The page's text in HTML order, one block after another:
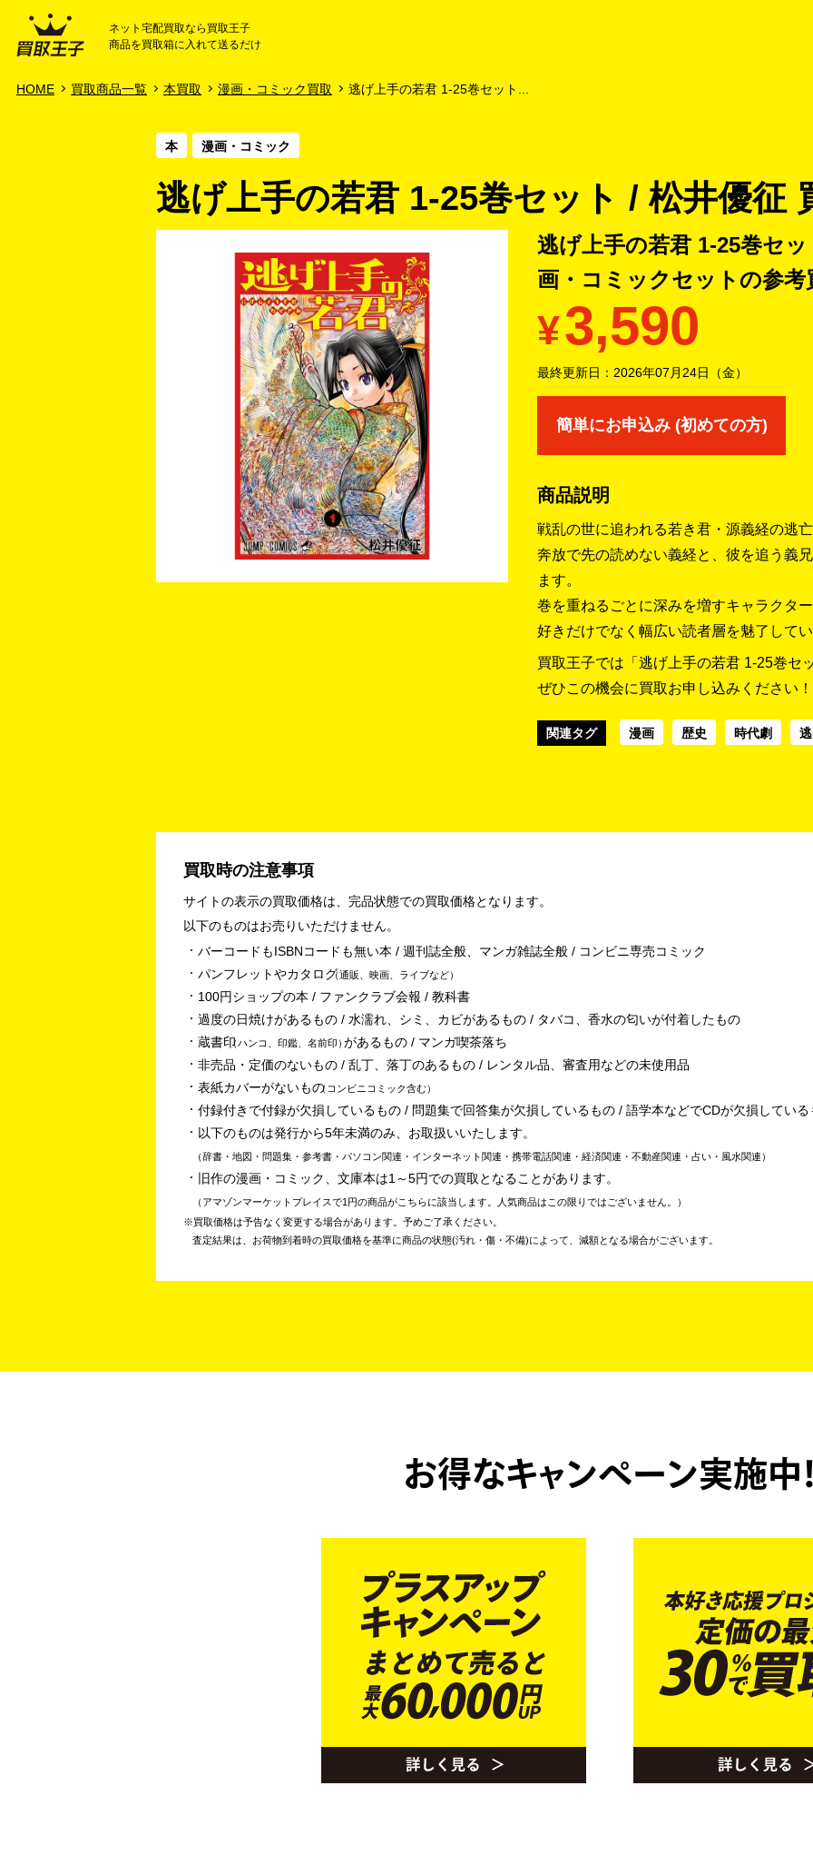
HOME
ネット宅配買取なら買取王子
商品を買取箱に入れて送るだけ
HOME 買取商品一覧 本買取 漫画・コミック買取 逃げ上手の若君 1-25巻セット...
本 漫画・コミック
逃げ上手の若君 1-25巻セット / 松井優征
逃げ上手の若君 1-25巻セ
画・コミックセットの参考
¥3,590
最終更新日： 2026年07月24日（金）
簡単にお申込み (初めての方)
商品説明
戦乱の世に追われる若き君・源義経の逃
奔放で先の読めない義経と、彼を追う義
ます。
巻を重ねるごとに深みを増すキャラクタ
好きだけでなく幅広い読者層を魅了して
買取王子では「逃げ上手の若君 1-25巻セ
ぜひこの機会に買取お申し込みください！
関連タグ 漫画 歴史 時代劇
買取時の注意事項
サイトの表示の買取価格は、完品状態での買取価格となります。
以下のものはお売りいただけません。
バーコードもISBNコードも無い本 / 週刊誌全般、マンガ雑誌全般 / コンビニ専売コミック
パンフレットやカタログ 通販、映画、ライブなど
100円ショップの本 / ファンクラブ会報 / 教科書
過度の日焼けがあるもの / 水濡れ、シミ、カビがあるもの / タバコ、香水の匂いが付着したもの
蔵書印 ハンコ、印鑑、名前印
があるもの / マンガ喫茶落ち
非売品・定価のないもの / 乱丁、落丁のあるもの / レンタル品、審査用などの未使用品
表紙カバーがないもの コンビニコミック含む
付録付きで付録が欠損しているもの / 問題集で回答集が欠損しているもの / 語学本などでCDが欠損してい
以下のものは発行から5年未満のみ、お取扱いいたします。
辞書・地図・問題集・参考書・パソコン関連・インターネット関連・携帯電話関連・経済関連・不動産関連・占い・風水関連
旧作の漫画・コミック、文庫本は1～5円での買取となることがあります。
アマゾンマーケットプレイスで1円の商品がこちらに該当します。人気商品はこの限りではございません。
買取価格は予告なく変更する場合があります。予めご了承ください。
査定結果は、お荷物到着時の買取価格を基準に商品の状態(汚れ・傷・不備)によって、減額となる場合がございます。
お得なキャンペーン実施中